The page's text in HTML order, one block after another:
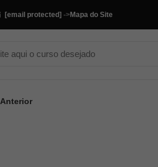
[email protected] ->Mapa do Site
Anterior